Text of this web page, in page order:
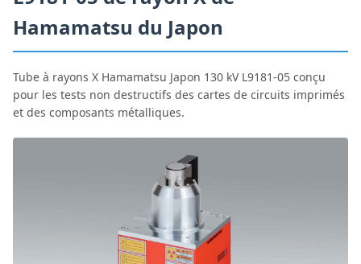
Hamamatsu du Japon
Tube à rayons X Hamamatsu Japon 130 kV L9181-05 conçu
pour les tests non destructifs des cartes de circuits imprimés
et des composants métalliques.